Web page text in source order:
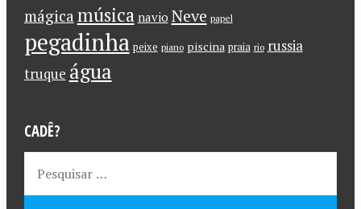
mágica música navio Neve papel
pegadinha peixe piano piscina praia rio russia
truque água
CADÊ?